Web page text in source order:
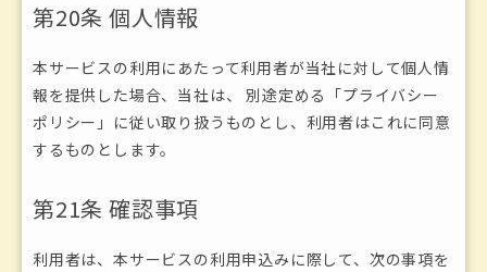
第20条 個人情報
本サービスの利用にあたって利用者が当社に対して個人情
報を提供した場合、当社は、 別途定める「プライバシー
ポリシー」に従い取り扱うものとし、利用者はこれに同意
するものとします。
第21条 確認事項
利用者は、本サービスの利用申込みに際して、次の事項を